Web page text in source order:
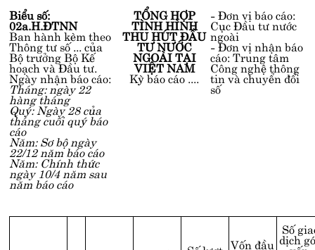
Biểu số:
02a.H.ĐTNN
Ban hành kèm theo
Thông tư số ... của
Bộ trưởng Bộ Kế
hoạch và Đầu tư.
Ngày nhận báo cáo:
Tháng: ngày 22
hàng tháng
Quý: Ngày 28 của
tháng cuối quý báo
cáo
Năm: Sơ bộ ngày
22/12 năm báo cáo
Năm: Chính thức
ngày 10/4 năm sau
năm báo cáo
TỔNG HỢP
TÌNH HÌNH
THU HÚT ĐẦU
TƯ NƯỚC
NGOÀI TẠI
VIỆT NAM
Kỳ báo cáo ....
- Đơn vị báo cáo:
Cục Đầu tư nước
ngoài
- Đơn vị nhận báo
cáo: Trung tâm
Công nghệ thông
tin và chuyển đổi
số
Vốn đầu
Số
dịch